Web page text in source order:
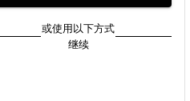
或使用以下方式
继续